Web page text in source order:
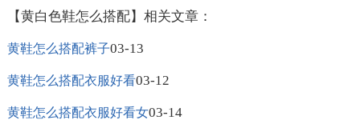
【黄白色鞋怎么搭配】相关文章：
黄鞋怎么搭配裤子03-13
黄鞋怎么搭配衣服好看03-12
黄鞋怎么搭配衣服好看女03-14